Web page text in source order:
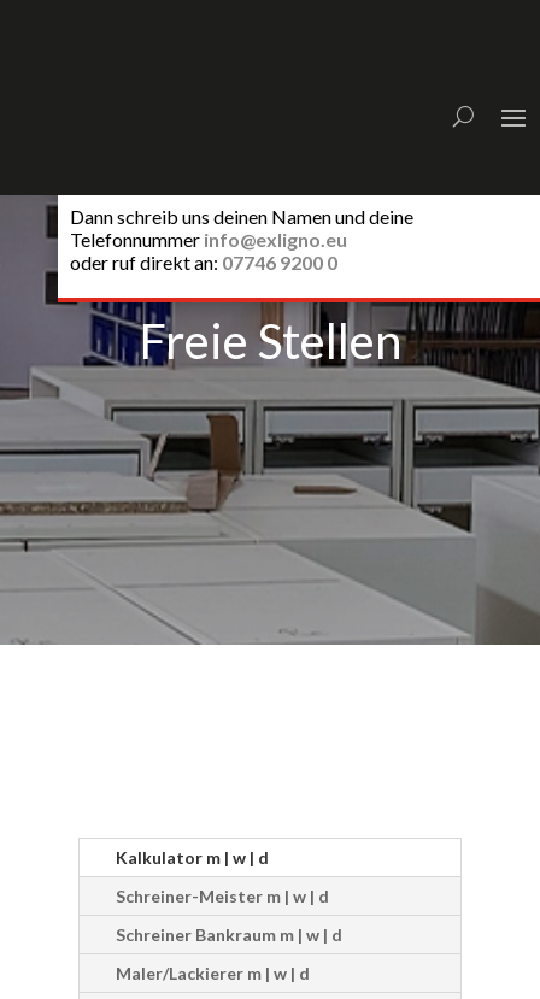
Freie Stellen
Kalkulator m | w | d
Schreiner-Meister m | w | d
Schreiner Bankraum m | w | d
Maler/Lackierer m | w | d
Dann schreib uns deinen Namen und deine
Telefonnummer info@exligno.eu
oder ruf direkt an: 07746 9200 0